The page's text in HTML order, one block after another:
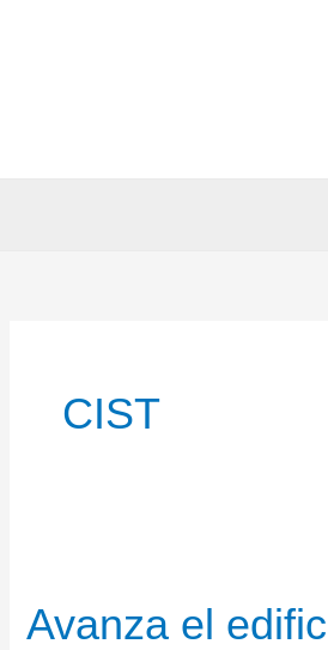
CIST
Avanza el